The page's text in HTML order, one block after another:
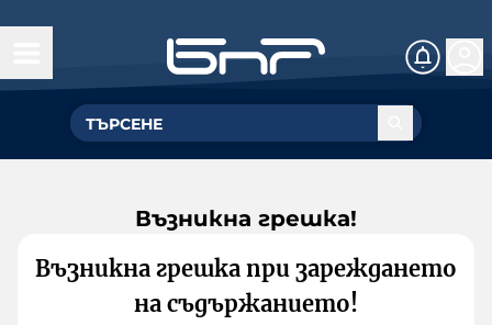
Възникна грешка!
Възникна грешка при зареждането
на съдържанието!